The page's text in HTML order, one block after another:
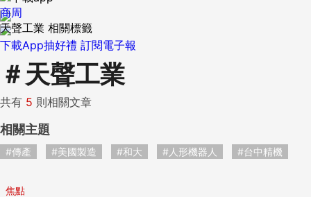
下載App抽好禮 訂閱電子報
商周
天聲工業 相關標籤
＃ 天聲工業
共有 5 則相關文章
相關主題
#傳產 #美國製造 #和大 #人形機器人 #台中精機
焦點